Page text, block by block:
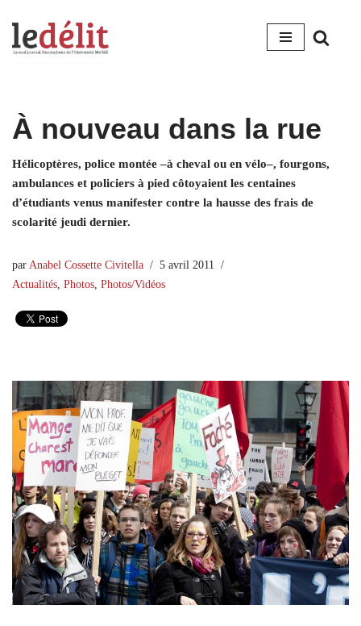
Aller
À nouveau dans la rue
Hélicoptères, police montée –à cheval ou en vélo–, fourgons,
ambulances et policiers à pied côtoyaient les centaines
d’étudiants venus manifester contre la hausse des frais de
scolarité jeudi dernier.
par Anabel Cossette Civitella
5 avril 2011
Actualités Photos Photos/Vidéos